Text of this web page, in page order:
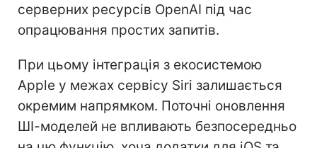
серверних ресурсів OpenAI під час
опрацювання простих запитів.
При цьому інтеграція з екосистемою
Apple у межах сервісу Siri залишається
окремим напрямком. Поточні оновлення
ШІ-моделей не впливають безпосередньо